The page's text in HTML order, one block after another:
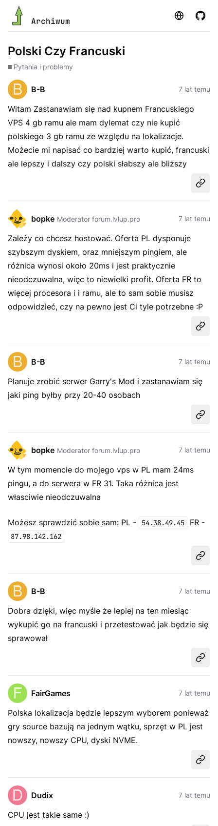
Archiwum Strona
Polski Czy Francuski
Pytania i problemy
B-B 7 lat temu
Witam Zastanawiam się nad kupnem Francuskiego
VPS 4 gb ramu ale mam dylemat czy nie kupić
polskiego 3 gb ramu ze względu na lokalizacje.
Możecie mi napisać co bardziej warto kupić, francuski
ale lepszy i dalszy czy polski słabszy ale bliższy
bopke Moderator forum.lvlup.pro 7 lat temu
Zależy co chcesz hostować. Oferta PL dysponuje
szybszym dyskiem, oraz mniejszym pingiem, ale
różnica wynosi około 20ms i jest praktycznie
nieodczuwalna, więc to niewielki profit. Oferta FR to
więcej procesora i i ramu, ale to sam sobie musisz
odpowidzieć, czy na pewno jest Ci tyle potrzebne :P
B-B 7 lat temu
Planuje zrobić serwer Garry's Mod i zastanawiam się
jaki ping byłby przy 20-40 osobach
bopke Moderator forum.lvlup.pro 7 lat temu
W tym momencie do mojego vps w PL mam 24ms
pingu, a do serwera w FR 31. Taka różnica jest
własciwie nieodczuwalna
Możesz sprawdzić sobie sam: PL - 54.38.49.45 FR -
87.98.142.162
B-B 7 lat temu
Dobra dzięki, więc myśle że lepiej na ten miesiąc
wykupić go na francuski i przetestować jak będzie się
sprawował
FairGames 7 lat temu
Polska lokalizacja będzie lepszym wyborem ponieważ
gry source bazują na jednym wątku, sprzęt w PL jest
nowszy, nowszy CPU, dyski NVME.
Dudix 7 lat temu
CPU jest takie same :)